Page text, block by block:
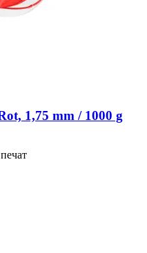
1,75 mm / 1000 g